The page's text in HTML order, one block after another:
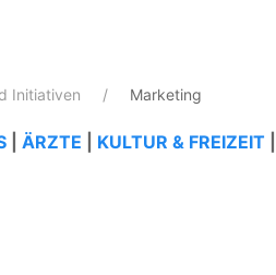
Initiativen Marketing
ÄRZTE KULTUR & FREIZEIT